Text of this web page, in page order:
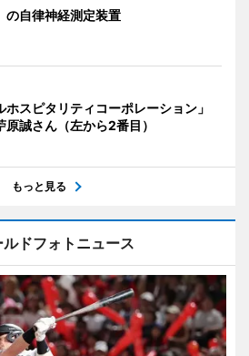
の自律神経測定装置
ホスピタリティコーポレーション」
原誠さん（左から2番目）
もっと見る
ルドフォトニュース